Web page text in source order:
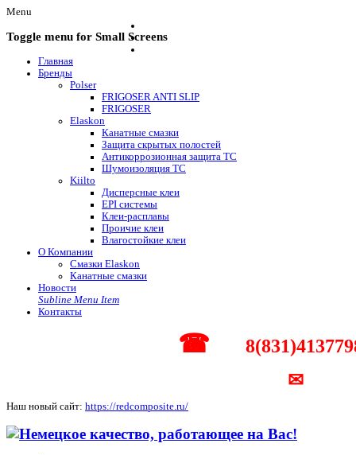
Menu
Toggle menu for Small Screens
Главная
Бренды
Polser
FRIGOSER ANTI SLIP
FRIGOSER
Elaskon
Канатные смазки
Защита скрытых полостей
Антикоррозионная защита ТС
Шумоизоляция ТС
Kiilto
Дисперсные клеи
EPI системы
Клеи-расплавы
Проичие клеи
Влагостойкие клеи
О Компании
Смазки Elaskon
Канатные смазки
Новости
Subline Menu Item
Контакты
☎
✉
Наш новый сайт: https://redcomposite.ru/